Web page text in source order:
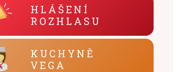
HLÁŠENÍ
ROZHLASU
KUCHYNĚ
VEGA